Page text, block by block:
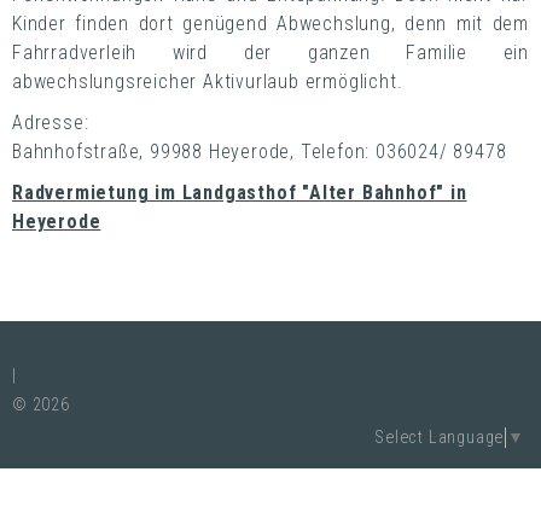
Kinder finden dort genügend Abwechslung, denn mit dem
Fahrradverleih wird der ganzen Familie ein
abwechslungsreicher Aktivurlaub ermöglicht.
Adresse:
Bahnhofstraße, 99988 Heyerode, Telefon: 036024/ 89478
Radvermietung im Landgasthof "Alter Bahnhof" in
Heyerode
© 2026
Select Language ▼